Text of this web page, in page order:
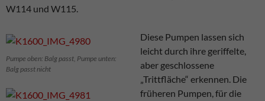
W114 und W115.
Pumpe oben: Balg passt, Pumpe unten:
Balg passt nicht
Diese Pumpen lassen sich
leicht durch ihre geriffelte,
aber geschlossene
„Trittfläche“ erkennen. Die
früheren Pumpen, für die